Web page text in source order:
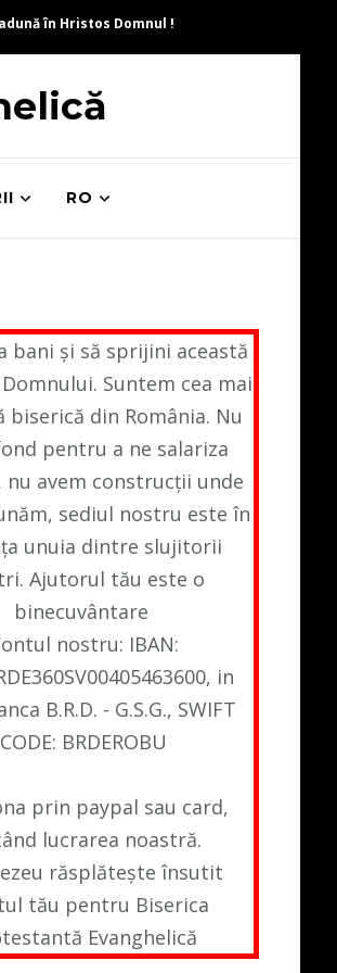
în Hristos Domnul !
RO
bani și să sprijini această
Suntem cea mai
biserică din România. Nu
pentru a ne salariza
avem construcții unde
sediul nostru este în
unuia dintre slujitorii
Ajutorul tău este o
binecuvântare
nostru: IBAN:
in
B.R.D. - G.S.G., SWIFT
CODE: BRDEROBU
prin paypal sau card,
lucrarea noastră.
răsplătește însutit
tău pentru Biserica
Evanghelică